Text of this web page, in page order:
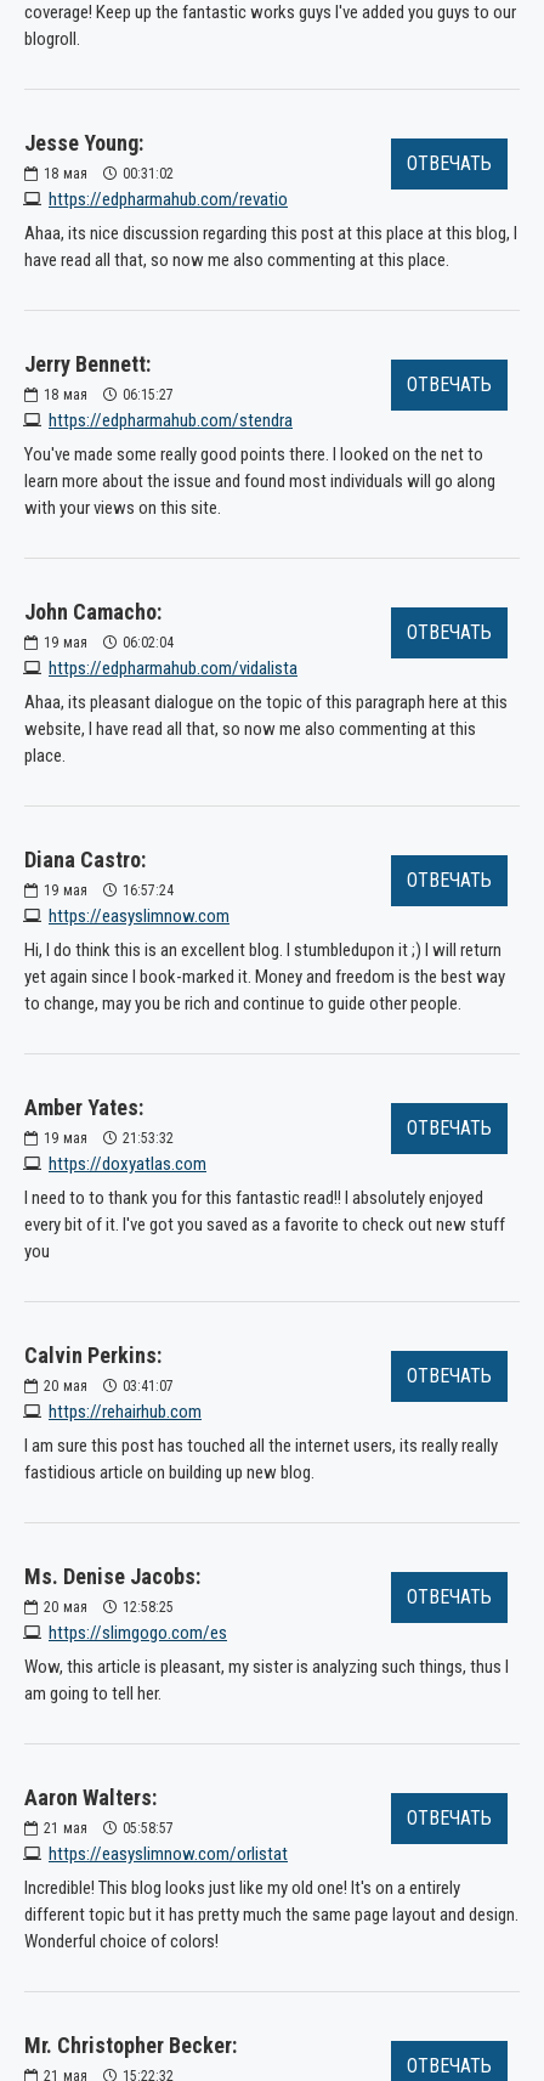
coverage! Keep up the fantastic works guys I've added you guys to our
blogroll.
Jesse Young:
18 мая 00:31:02
https://edpharmahub.com/revatio
ОТВЕЧАТЬ
Ahaa, its nice discussion regarding this post at this place at this blog, I
have read all that, so now me also commenting at this place.
Jerry Bennett:
18 мая 06:15:27
https://edpharmahub.com/stendra
ОТВЕЧАТЬ
You've made some really good points there. I looked on the net to
learn more about the issue and found most individuals will go along
with your views on this site.
John Camacho:
19 мая 06:02:04
https://edpharmahub.com/vidalista
ОТВЕЧАТЬ
Ahaa, its pleasant dialogue on the topic of this paragraph here at this
website, I have read all that, so now me also commenting at this
place.
Diana Castro:
19 мая 16:57:24
https://easyslimnow.com
ОТВЕЧАТЬ
Hi, I do think this is an excellent blog. I stumbledupon it ;) I will return
yet again since I book-marked it. Money and freedom is the best way
to change, may you be rich and continue to guide other people.
Amber Yates:
19 мая 21:53:32
https://doxyatlas.com
ОТВЕЧАТЬ
I need to to thank you for this fantastic read!! I absolutely enjoyed
every bit of it. I've got you saved as a favorite to check out new stuff
you
Calvin Perkins:
20 мая 03:41:07
https://rehairhub.com
ОТВЕЧАТЬ
I am sure this post has touched all the internet users, its really really
fastidious article on building up new blog.
Ms. Denise Jacobs:
20 мая 12:58:25
https://slimgogo.com/es
ОТВЕЧАТЬ
Wow, this article is pleasant, my sister is analyzing such things, thus I
am going to tell her.
Aaron Walters:
21 мая 05:58:57
https://easyslimnow.com/orlistat
ОТВЕЧАТЬ
Incredible! This blog looks just like my old one! It's on a entirely
different topic but it has pretty much the same page layout and design.
Wonderful choice of colors!
Mr. Christopher Becker:
21 мая 15:22:32 ОТВЕЧАТЬ